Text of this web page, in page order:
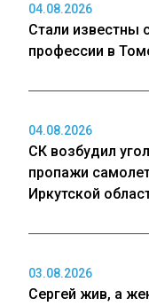
04.08.2026
Стали
профессии в
04.08.2026
СК возбудил
пропажи
Иркутской
03.08.2026
Сергей жив, а